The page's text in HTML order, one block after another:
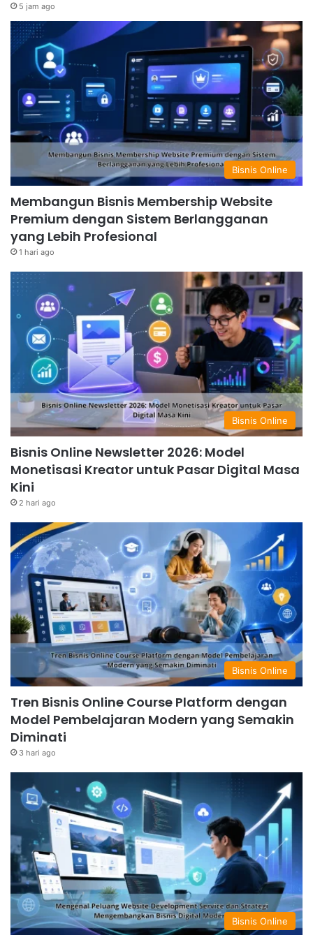
5 jam ago
Bisnis Online
Membangun Bisnis Membership Website
Premium dengan Sistem Berlangganan
yang Lebih Profesional
1 hari ago
Bisnis Online
Bisnis Online Newsletter 2026: Model
Monetisasi Kreator untuk Pasar Digital Masa
Kini
2 hari ago
Bisnis Online
Tren Bisnis Online Course Platform dengan
Model Pembelajaran Modern yang Semakin
Diminati
3 hari ago
Bisnis Online